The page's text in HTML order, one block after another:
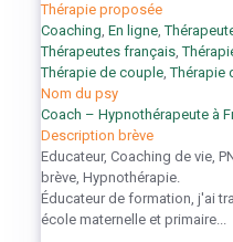
Nom du psy
Coach – Hypnothérapeute à
Thérapie proposée
Coaching, En ligne,
Thérapeutes français,
Thérapie de couple,Thérapie
Description brève
Educateur, Coaching de vie,
brève, Hypnothérapie.
Éducateur de formation, j'ai
école maternelle et primaire...